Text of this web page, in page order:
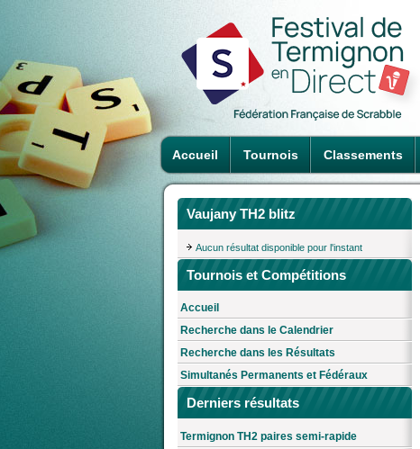
Accueil Tournois Classements
Vaujany TH2 blitz
Aucun résultat disponible pour l'instant
Tournois et Compétitions
Accueil
Recherche dans le Calendrier
Recherche dans les Résultats
Simultanés Permanents et Fédéraux
Derniers résultats
Termignon TH2 paires semi-rapide